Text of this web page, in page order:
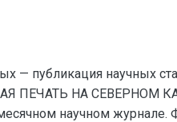
— публикация научных
ПЕЧАТЬ НА СЕВЕРНОМ
научном журнале.